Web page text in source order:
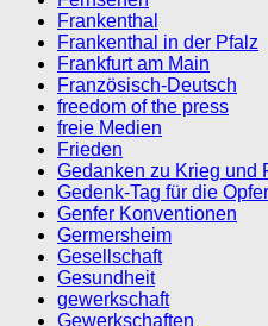
Frankenthal
Frankenthal in der Pfalz
Frankfurt am Main
Französisch-Deutsch
freedom of the press
freie Medien
Frieden
Gedanken zu Krieg und
Gedenk-Tag für die
Genfer Konventionen
Germersheim
Gesellschaft
Gesundheit
gewerkschaft
Gewerkschaften